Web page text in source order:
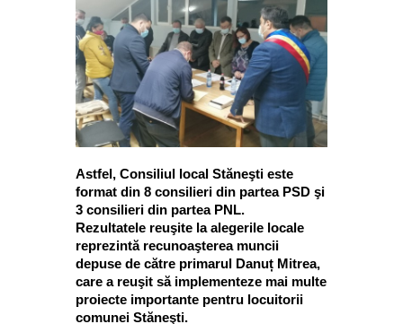
Astfel, Consiliul local Stăneşti este
format din 8 consilieri din partea PSD şi
3 consilieri din partea PNL.
Rezultatele reuşite la alegerile locale
reprezintă recunoaşterea muncii
depuse de către primarul Danuț Mitrea,
care a reuşit să implementeze mai multe
proiecte importante pentru locuitorii
comunei Stăneşti.